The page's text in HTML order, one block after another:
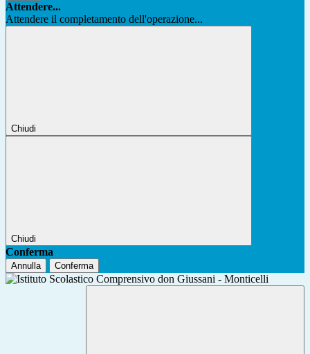
Attendere...
Attendere il completamento dell'operazione...
Chiudi
Chiudi
Conferma
Annulla Conferma